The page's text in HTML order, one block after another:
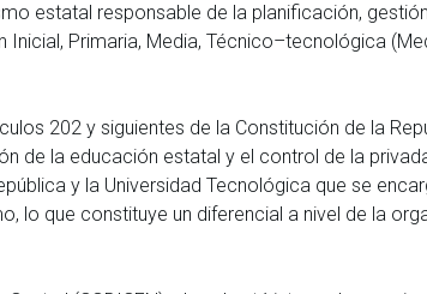
estatal responsable de la planificación,
Inicial, Primaria, Media, Técnico–tecnológica
202 y siguientes de la Constitución de la
de la educación estatal y el control de la
y la Universidad Tecnológica que se
lo que constituye un diferencial a nivel de la